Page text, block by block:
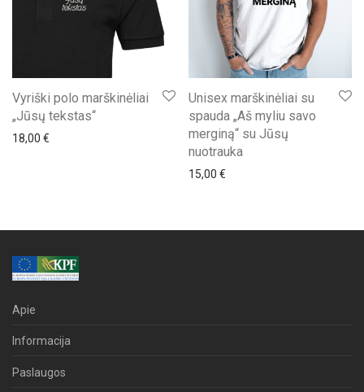
Vyriški polo marškinėliai
„Jūsų tekstas“
18,00 €
Unisex marškinėliai su
spauda „Aš myliu savo
merginą“ su Jūsų
nuotrauka
15,00 €
Apie
Informacija
Paslaugos